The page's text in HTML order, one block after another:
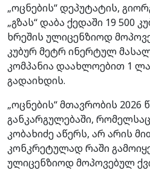
„ოცნების“ დეპუტატის,
„გზას“ დაბა ქედაში 19 500
ხრეშის ულიცენზიოდ
კუბურ მეტრ ინერტულ
კომპანია დაახლოებით 1
გადაიხდის.
„ოცნების“ მთავრობის 2026
განკარგულებაში,
კობახიძე აწერს, არ არის
კონკრეტულად რაში
ულიცენზიოდ მოპოვებულ